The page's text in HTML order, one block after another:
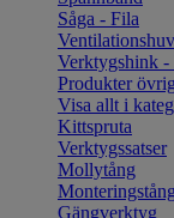
Såga - Fila
Verktygshink -
Produkter
Visa allt i
Kittspruta
Verktygssatser
Mollytång
Monteringstång
Gängverktyg